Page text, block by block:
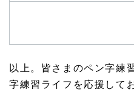
以上。皆さまのペン字練
字練習ライフを応援して